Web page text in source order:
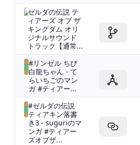
ゼルダの伝説 テ
ィアーズ オブ ザ
キングダム オリ
ジナルサウンド
トラック【通常...
#リンゼル ちび
白龍ちゃん - て
らいちごのマン
ガ #ティアー...
#ゼルダの伝説
ティアキン落書
き3 - suguriのマ
ンガ #ティアー
ズオブザ...